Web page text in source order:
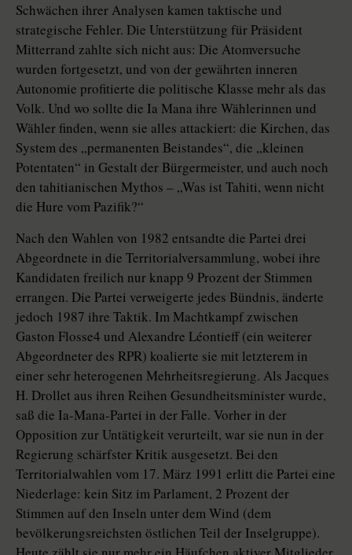
Schwächen ihrer Analysen kamen taktische und
strategische Fehler. Die Unterstützung für Präsident
Mitterrand zahlte sich nicht aus: Die Atomversuche
wurden fortgesetzt, und von der gewährten inneren
Autonomie profitierte die politische Klasse mehr als das
Volk. Und wo sollte die Ia Mana ihre Wählerinnen und
Wähler finden, wenn sie alles attackiert: die Kirchen, das
System des „permanenten Beistandes“, die „kleinen
Potentaten“ in Gestalt der Bürgermeister, und auch noch
den tahitianischen Mythos – „Was ist Tahiti, wenn nicht
die Hure vom Pazifik?“
Nach den Wahlen von 1982 entsandte die Partei drei
Abgeordnete in die Territorialversammlung, wobei ihre
Kandidaten freilich nur knapp 9 Prozent der Stimmen
errangen. Die Partei verweigerte jedes Bündnis, änderte
jedoch 1987 ihre Taktik. Im Machtkampf zwischen
Gaston Flosse4 und Alexandre Léontieff (ein weiterer
Abgeordneter des RPR) koalierte sie mit letzterem in
einer sehr heterogenen Mehrheitsregierung. Als Jacques
H. Drollet aus ihren Reihen Gesundheitsminister wurde,
saß die Ia-Mana-Partei in der Falle. Vorher in der
Opposition zur Untätigkeit verurteilt, war sie nun in der
Regierung schärfster Kritik ausgesetzt. Bei den
Territorialwahlen vom 17. März 1991 erlitt die Partei eine
Niederlage: kein Sitz im Parlament, 2 Prozent der
Stimmen auf den Inseln unter dem Wind (dem
bevölkerungsreichsten östlichen Teil der Inselgruppe).